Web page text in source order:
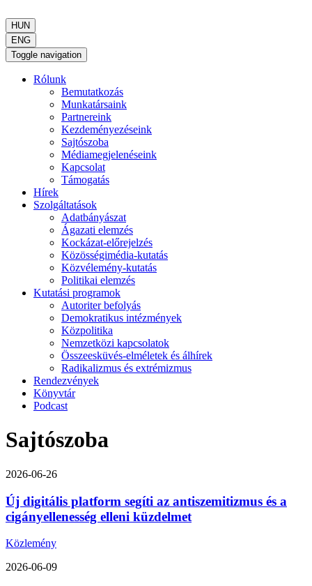
HUN
ENG
Toggle navigation
Rólunk
Bemutatkozás
Munkatársaink
Partnereink
Kezdeményezéseink
Sajtószoba
Médiamegjelenéseink
Kapcsolat
Támogatás
Hírek
Szolgáltatások
Adatbányászat
Ágazati elemzés
Kockázat-előrejelzés
Közösségimédia-kutatás
Közvélemény-kutatás
Politikai elemzés
Kutatási programok
Autoriter befolyás
Demokratikus intézmények
Közpolitika
Nemzetközi kapcsolatok
Összeesküvés-elméletek és álhírek
Radikalizmus és extrémizmus
Rendezvények
Könyvtár
Podcast
Sajtószoba
2026-06-26
Új digitális platform segíti az antiszemitizmus és a
cigányellenesség elleni küzdelmet
Közlemény
2026-06-09